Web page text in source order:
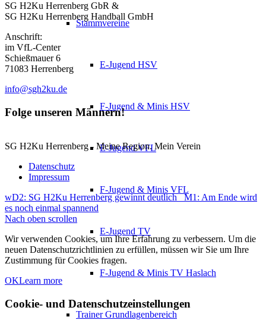
Stammvereine
E-Jugend HSV
F-Jugend & Minis HSV
E-Jugend VFL
F-Jugend & Minis VFL
E-Jugend TV
F-Jugend & Minis TV Haslach
Trainer Grundlagenbereich
SG H2Ku Herrenberg GbR &
SG H2Ku Herrenberg Handball GmbH
Anschrift:
im VfL-Center
Schießmauer 6
71083 Herrenberg
info@sgh2ku.de
Folge unseren Männern!
SG H2Ku Herrenberg - Meine Region. Mein Verein
Datenschutz
Impressum
wD2: SG H2Ku Herrenberg gewinnt deutlich
M1: Am Ende wird
es noch einmal spannend
Nach oben scrollen
Wir verwenden Cookies, um Ihre Erfahrung zu verbessern. Um die
neuen Datenschutzrichtlinien zu erfüllen, müssen wir Sie um Ihre
Zustimmung für Cookies fragen.
OKLearn more
Cookie- und Datenschutzeinstellungen